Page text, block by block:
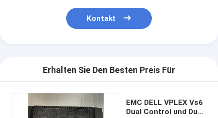
Kontakt
Erhalten Sie Den Besten Preis Für
EMC DELL VPLEX Vs6
Dual Control und Dual